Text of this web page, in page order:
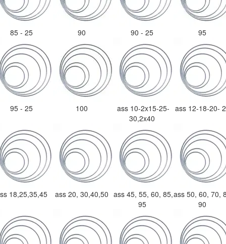
85 - 25 90 90 - 25 95
95 - 25 100
ass 10-2x15-25-
30,2x40
ass 12-18-20-
18,25,35,45 ass 20, 30,40,50 ass 45, 55, 60, 85,
95
ass 50, 60, 70,
90